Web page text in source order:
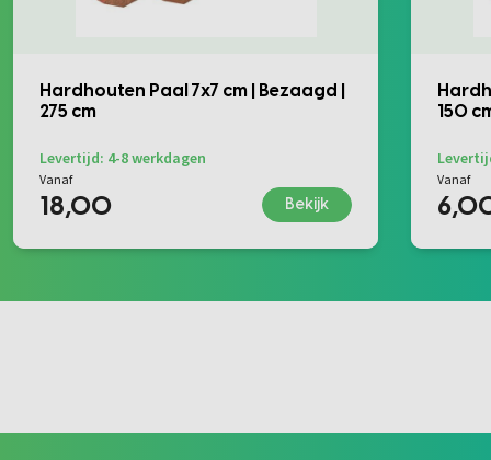
Hardhouten Paal 7x7 cm | Bezaagd |
275 cm
Levertijd: 4-8 werkdagen
Vanaf
18,00 Bekijk
150
Vanaf